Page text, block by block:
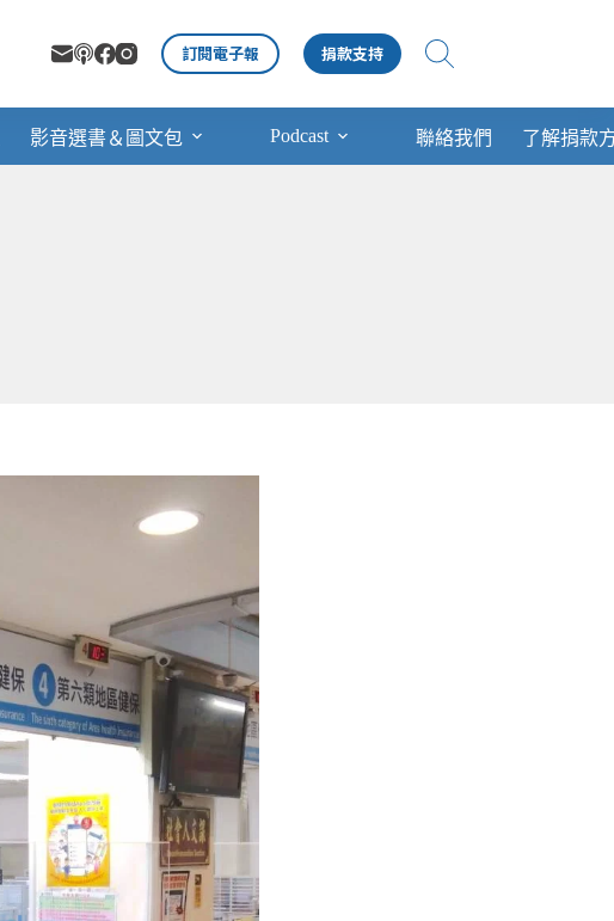
訂閱電子報 捐款支持
影音選書＆圖文包 Podcast 聯絡我們 了解捐款